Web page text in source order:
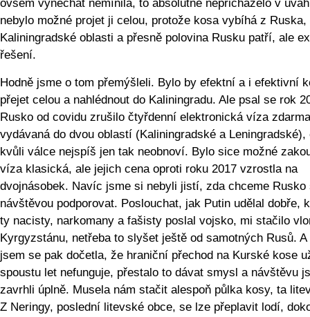
ovšem vynechat nemínila, to absolutně nepřicházelo v
nebylo možné projet ji celou, protože kosa vybíhá z Ruska,
Kaliningradské oblasti a přesně polovina Rusku patří, ale
řešení.
Hodně jsme o tom přemýšleli. Bylo by efektní a i efektivní
přejet celou a nahlédnout do Kaliningradu. Ale psal se rok
Rusko od covidu zrušilo čtyřdenní elektronická víza zdarma
vydávaná do dvou oblastí (Kaliningradské a Leningradské),
kvůli válce nejspíš jen tak neobnoví. Bylo sice možné
víza klasická, ale jejich cena oproti roku 2017 vzrostla na
dvojnásobek. Navíc jsme si nebyli jistí, zda chceme Rusko
návštěvou podporovat. Poslouchat, jak Putin udělal dobře,
ty nacisty, narkomany a fašisty poslal vojsko, mi stačilo
Kyrgyzstánu, netřeba to slyšet ještě od samotných Rusů.
jsem se pak dočetla, že hraniční přechod na Kurské kose
spoustu let nefunguje, přestalo to dávat smysl a návštěvu
zavrhli úplně. Musela nám stačit alespoň půlka kosy, ta
Z Neringy, poslední litevské obce, se lze přeplavit lodí,